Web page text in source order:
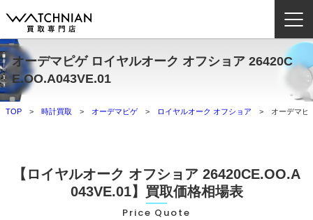
ウォッチニアン買取専門店とは？
よくある質問
オーデマピゲ ロイヤルオーク オフショア 26420C
E.OO.A043VE.01
TOP 時計買取 オーデマピゲ ロイヤルオーク オフショア オーデマピ
【ロイヤルオーク オフショア 26420CE.OO.A
043VE.01】買取価格相場表
Price Quote